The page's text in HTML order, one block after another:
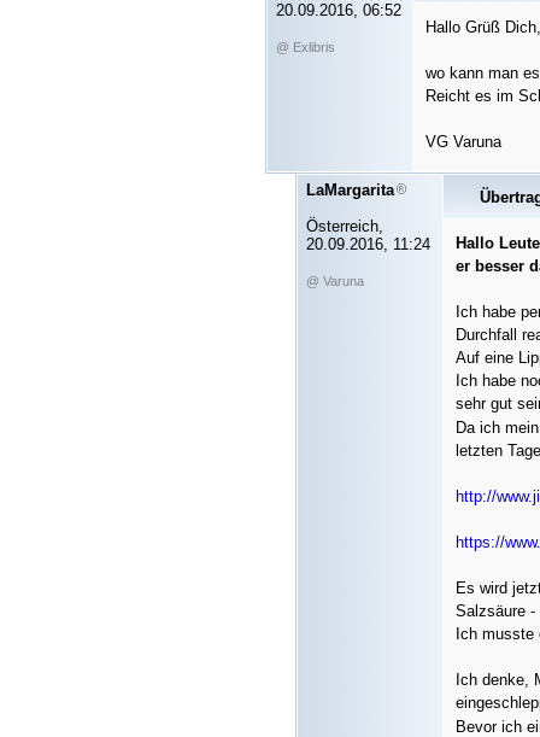
20.09.2016, 06:52
@ Exlibris
Hallo Grüß Dich,
wo kann man
Reicht es im
VG Varuna
LaMargarita
Österreich,
20.09.2016, 11:24
@ Varuna
Hallo
er besser
Ich habe
Durchfall
Auf eine
Ich habe
sehr gut
Da ich
letzten
http://
https://
Es wird
Salzsäure -
Ich
Ich denke,
Bevor ich